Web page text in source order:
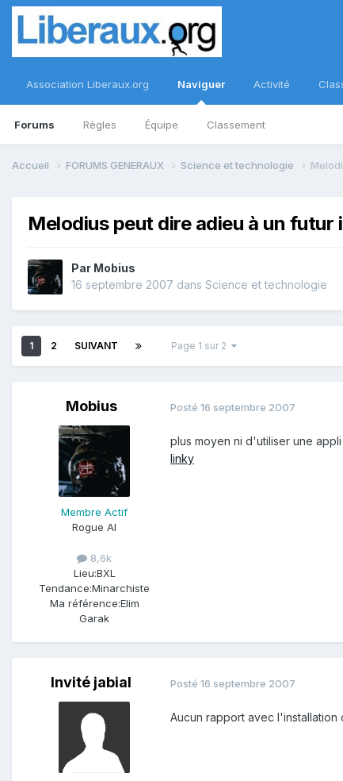
Association Liberaux.org Naviguer
Forums Règles Équipe Classement
Activité
Accueil FORUMS GENERAUX Science et technologie
Melodius peut dire adieu à un futur
Par Mobius
16 septembre 2007 dans Science et technologie
1 2 SUIVANT Page 1 sur 2
Mobius
Membre Actif
Rogue AI
8,6k
Lieu:BXL
Tendance:Minarchiste
Ma référence:Elim
Garak
Posté 16 septembre 2007
plus moyen ni d'utiliser une
linky
Invité jabial Posté 16 septembre 2007
Aucun rapport avec l'installation